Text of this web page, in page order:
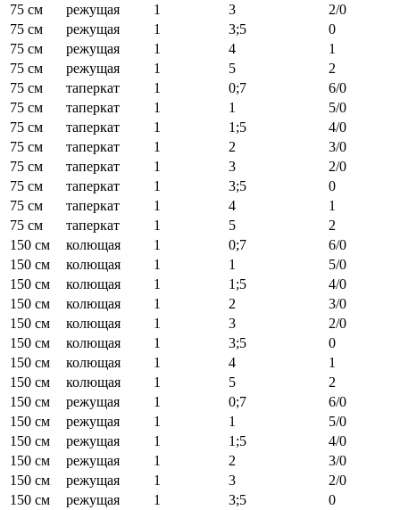
75 см
режущая 1 3
2/0
75 см
режущая 1 3;5
0
75 см
режущая 1 4
1
75 см
режущая 1 5
2
75 см
таперкат 1 0;7
6/0
75 см
таперкат 1 1
5/0
75 см
таперкат 1 1;5
4/0
75 см
таперкат 1 2
3/0
75 см
таперкат 1 3
2/0
75 см
таперкат 1 3;5
0
75 см
таперкат 1 4
1
75 см
таперкат 1 5
2
150 см
колющая 1 0;7
6/0
150 см
колющая 1 1
5/0
150 см
колющая 1 1;5
4/0
150 см
колющая 1 2
3/0
150 см
колющая 1 3
2/0
150 см
колющая 1 3;5
0
150 см
колющая 1 4
1
150 см
колющая 1 5
2
150 см
режущая 1 0;7
6/0
150 см
режущая 1 1
5/0
150 см
режущая 1 1;5
4/0
150 см
режущая 1 2
3/0
150 см
режущая 1 3
2/0
150 см
режущая 1 3;5
0